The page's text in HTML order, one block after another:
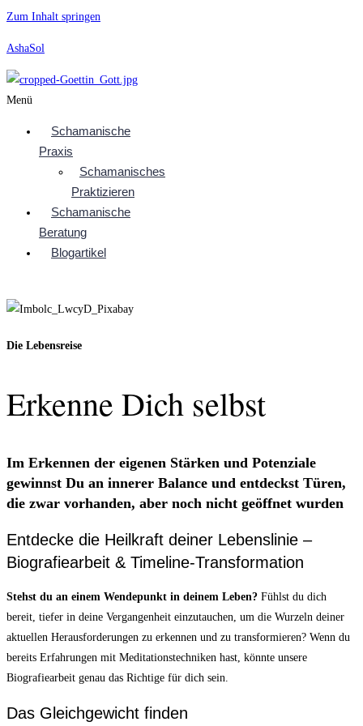
Zum Inhalt springen
AshaSol
Menü
Schamanische
Praxis
Schamanisches
Praktizieren
Schamanische
Beratung
Blogartikel
Die Lebensreise
Erkenne Dich selbst
Im Erkennen der eigenen Stärken und Potenziale
gewinnst Du an innerer Balance und entdeckst Türen,
die zwar vorhanden, aber noch nicht geöffnet wurden
Entdecke die Heilkraft deiner Lebenslinie –
Biografiearbeit & Timeline-Transformation
Stehst du an einem Wendepunkt in deinem Leben? Fühlst du dich
bereit, tiefer in deine Vergangenheit einzutauchen, um die Wurzeln deiner
aktuellen Herausforderungen zu erkennen und zu transformieren? Wenn du
bereits Erfahrungen mit Meditationstechniken hast, könnte unsere
Biografiearbeit genau das Richtige für dich sein.
Das Gleichgewicht finden